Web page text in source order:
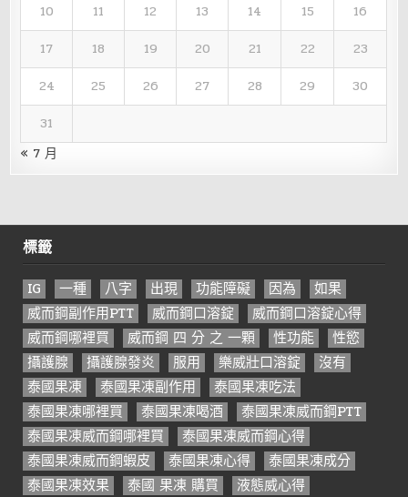
10
11 12 13 14 15
16
17
18 19 20 21 22
23
24
25 26 27 28 29
30
31
« 7 月
標籤
IG 一種 八字 出現 功能障礙 因為
如果
威而鋼副作用PTT
威而鋼口溶錠
威而鋼口溶錠心得
威而鋼哪裡買
威而鋼 四 分 之 一顆 性功能
性慾
攝護腺
攝護腺發炎 服用 樂威壯口溶錠
沒有
泰國果凍
泰國果凍副作用
泰國果凍吃法
泰國果凍哪裡買
泰國果凍喝酒
泰國果凍威而鋼PTT
泰國果凍威而鋼哪裡買
泰國果凍威而鋼心得
泰國果凍威而鋼蝦皮
泰國果凍心得
泰國果凍成分
泰國果凍效果
泰國 果凍 購買
液態威心得